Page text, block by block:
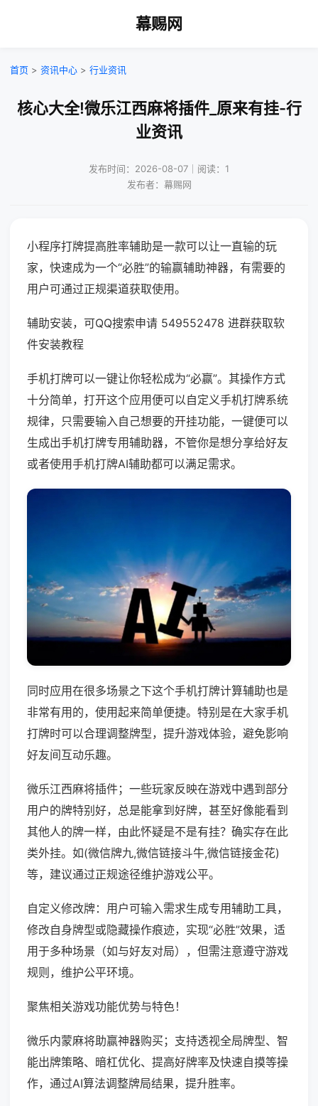
幕赐网
首页 > 资讯中心 > 行业资讯
核心大全!微乐江西麻将插件_原来有挂-行
业资讯
发布时间：2026-08-07｜阅读：1
发布者：幕赐网
小程序打牌提高胜率辅助是一款可以让一直输的玩
家，快速成为一个“必胜”的输赢辅助神器，有需要的
用户可通过正规渠道获取使用。
辅助安装，可QQ搜索申请 549552478 进群获取软
件安装教程
手机打牌可以一键让你轻松成为“必赢”。其操作方式
十分简单，打开这个应用便可以自定义手机打牌系统
规律，只需要输入自己想要的开挂功能，一键便可以
生成出手机打牌专用辅助器，不管你是想分享给好友
或者使用手机打牌AI辅助都可以满足需求。
同时应用在很多场景之下这个手机打牌计算辅助也是
非常有用的，使用起来简单便捷。特别是在大家手机
打牌时可以合理调整牌型，提升游戏体验，避免影响
好友间互动乐趣。
微乐江西麻将插件；一些玩家反映在游戏中遇到部分
用户的牌特别好，总是能拿到好牌，甚至好像能看到
其他人的牌一样，由此怀疑是不是有挂？确实存在此
类外挂。如(微信牌九,微信链接斗牛,微信链接金花)
等，建议通过正规途径维护游戏公平。
自定义修改牌：用户可输入需求生成专用辅助工具，
修改自身牌型或隐藏操作痕迹，实现“必胜”效果，适
用于多种场景（如与好友对局），但需注意遵守游戏
规则，维护公平环境。
聚焦相关游戏功能优势与特色！
微乐内蒙麻将助赢神器购买；支持透视全局牌型、智
能出牌策略、暗杠优化、提高好牌率及快速自摸等操
作，通过AI算法调整牌局结果，提升胜率。